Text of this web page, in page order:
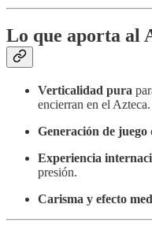
Lo que aporta al
Verticalidad pura
encierran en el Azteca.
Generación de juego
Experiencia
presión.
Carisma y efecto